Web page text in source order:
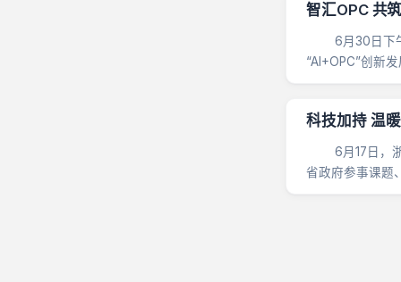
智汇OPC 共
6月30日下午
“AI+OPC”创新
汇......
科技加持 温
6月17日，浙
省政府参事课题
委专职副主委兼